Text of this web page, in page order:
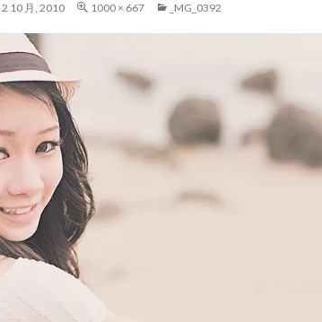
2 10 月, 2010 1000 × 667 _MG_0392